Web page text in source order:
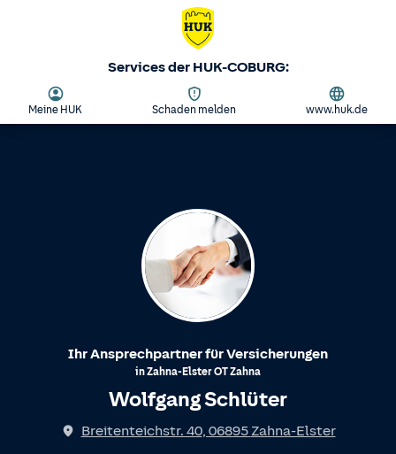
Services der HUK-COBURG:
Meine HUK Schaden melden www.huk.de
Ihr Ansprechpartner für Versicherungen
inZahna-ElsterOTZahna
Wolfgang Schlüter
Breitenteichstr. 40, 06895Zahna-Elster